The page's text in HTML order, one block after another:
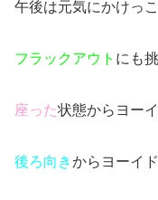
午後は元気にかけっ
フラックアウト にも
座った状態からヨー
後ろ向きからヨーイ